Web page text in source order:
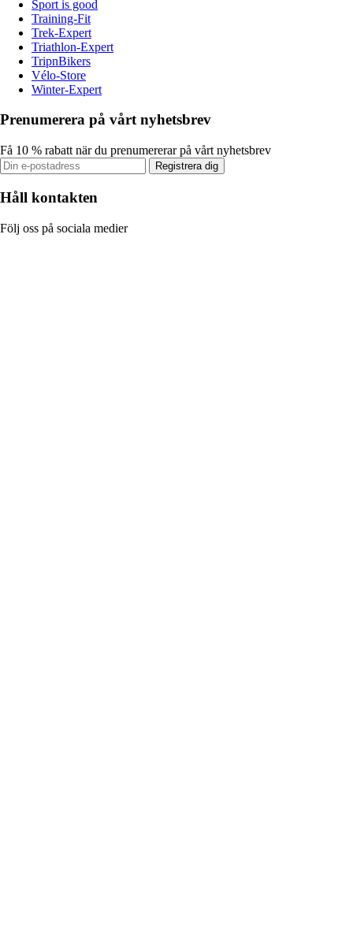
Sport is good
Training-Fit
Trek-Expert
Triathlon-Expert
TripnBikers
Vélo-Store
Winter-Expert
Prenumerera på vårt nyhetsbrev
Få 10 % rabatt när du prenumererar på vårt nyhetsbrev
Registrera dig
Håll kontakten
Följ oss på sociala medier